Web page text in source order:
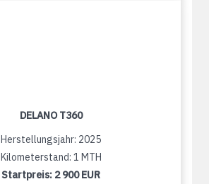
DELANO T360
Herstellungsjahr: 2025
Kilometerstand: 1 MTH
Startpreis: 2 900 EUR